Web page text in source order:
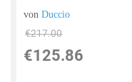
vonDuccio
€217.00
€125.86